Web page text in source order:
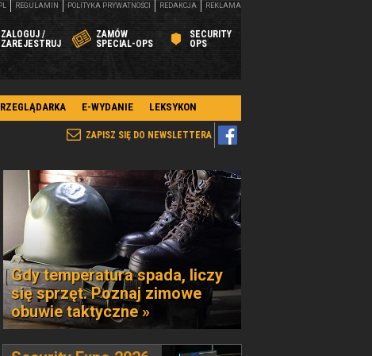
ZALOGUJ /
ZAREJESTRUJ
ZAMÓW
SPECIAL-OPS
SECURITY
OPS
REGULAMIN POLITYKA PRYWATNOŚCI REDAKCJA REKLAMA
E-WYDANIE LEKSYKON
ZAPISZ SIĘ DO NEWSLETTERA
Gdy temperatura spada, liczy
się sprzęt. Poznaj zimowe
obuwie taktyczne »